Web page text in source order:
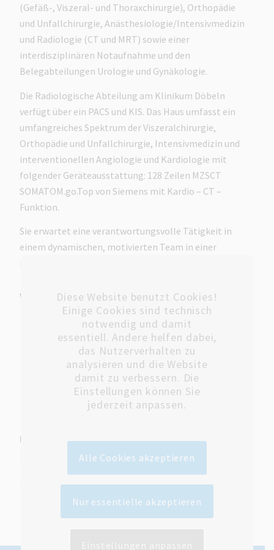
(Gefäß-, Viszeral- und Thoraxchirurgie), Orthopädie
und Unfallchirurgie, Anästhesiologie/Intensivmedizin
und Radiologie (CT und MRT) sowie einer
interdisziplinären Notaufnahme und den
Belegabteilungen Urologie und Gynäkologie.
Die Radiologische Abteilung am Klinikum Döbeln
verfügt über ein PACS und KIS. Das Haus umfasst ein
umfangreiches Spektrum der Viszeralchirurgie,
Orthopädie und Unfallchirurgie, Intensivmedizin und
interventionellen Angiologie und Kardiologie mit
folgender Geräteausstattung: 128 Zeilen MZSCT
SOMATOM.go.Top von Siemens mit Kardio – CT –
Funktion.
Sie erwartet eine verantwortungsvolle Tätigkeit in
einem dynamischen, motivierten Team in einer
Wir bieten
ein sehr kollegiales, interdisziplinäres, familiäres
Arbeitsklima und sehr gute Arbeitsbedingungen
mit kurzen Entscheidungswegen,
Modernste und neueste Medizintechnik
Modernes Umfeld mit attraktiven Fort- und
Weiterbildungsmöglichkeiten
Download :Stellenbeschreibung als pdf
herunterladen
Bewerben Sie sich jetzt!
Diese Website benutzt Cookies!
Einige Cookies sind technisch
notwendig und damit
essentiell. Andere helfen dabei,
das Nutzerverhalten zu
analysieren und die Website
damit zu verbessern. Die
Einstellungen können Sie
jederzeit anpassen.
Alle Cookies akzeptieren
Nur essentielle akzeptieren